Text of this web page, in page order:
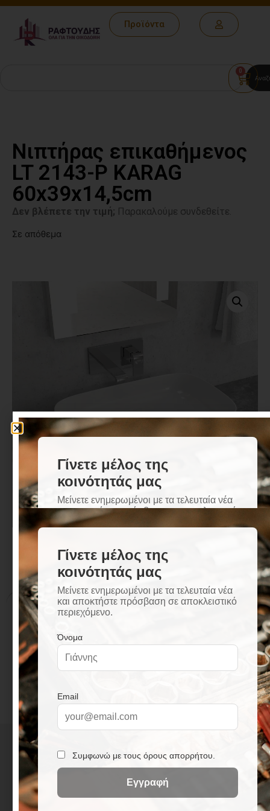
Προϊόντα
0
Νιπτήρας επικαθήμενος
LT 2143-P KARAG
60x39x14,5cm
Δεν βλέπετε την τιμή; Παρακαλούμε συνδεθείτε.
Σε απόθεμα
Περιγραφή Επιπλέον πληροφορίες
Περιγραφή
Διαστάσεις: 60 × 39 × 14,5 cm
+
3
0
3